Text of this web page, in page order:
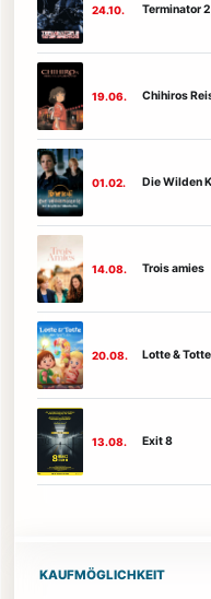
24.10. Terminator
19.06. Chihiros
01.02. Die Wilden
14.08. Trois amies
20.08. Lotte &
13.08. Exit 8
KAUFMÖGLICHKEIT